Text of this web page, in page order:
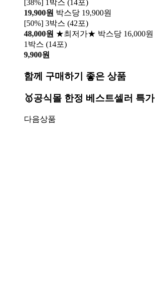
[38%] 1박스 (14포)
19,900원 박스당 19,900원
[50%] 3박스 (42포)
48,000원 ★최저가★ 박스당 16,000원
1박스 (14포)
9,900원
함께 구매하기 좋은 상품
🥇공식몰 한정 베스트셀러 특가
다음상품